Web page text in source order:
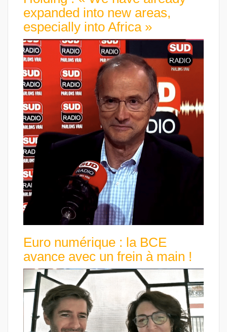
expanded into new areas,
especially into Africa »
Euro numérique : la BCE
avance avec un frein à main !